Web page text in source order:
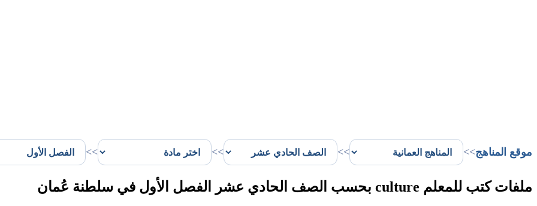
موقع المناهج>>
>>
>>
>>
ملفات كتب للمعلم culture بحسب الصف الحادي عشر الفصل الأول في سلطنة عُمان